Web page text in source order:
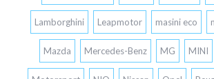
Lamborghini Leapmotor masini eco
Mazda Mercedes-Benz MG MINI